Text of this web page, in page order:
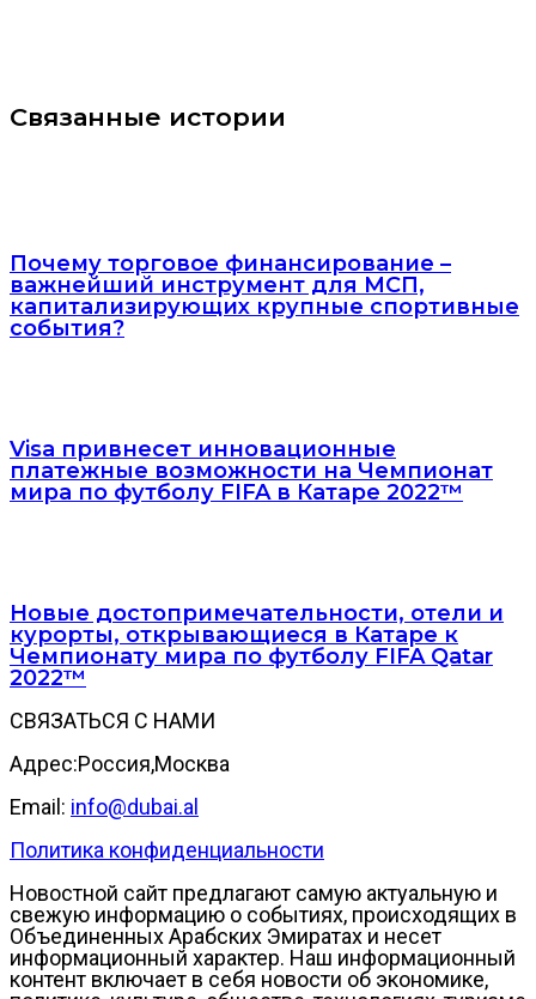
Связанные истории
Почему торговое финансирование –
важнейший инструмент для МСП,
капитализирующих крупные спортивные
события?
Visa привнесет инновационные
платежные возможности на Чемпионат
мира по футболу FIFA в Катаре 2022™
Новые достопримечательности, отели и
курорты, открывающиеся в Катаре к
Чемпионату мира по футболу FIFA Qatar
2022™
СВЯЗАТЬСЯ С НАМИ
Адрес:Россия,Москва
Email: info@dubai.al
Политика конфиденциальности
Новостной сайт предлагают самую актуальную и
свежую информацию о событиях, происходящих в
Объединенных Арабских Эмиратах и несет
информационный характер. Наш информационный
контент включает в себя новости об экономике,